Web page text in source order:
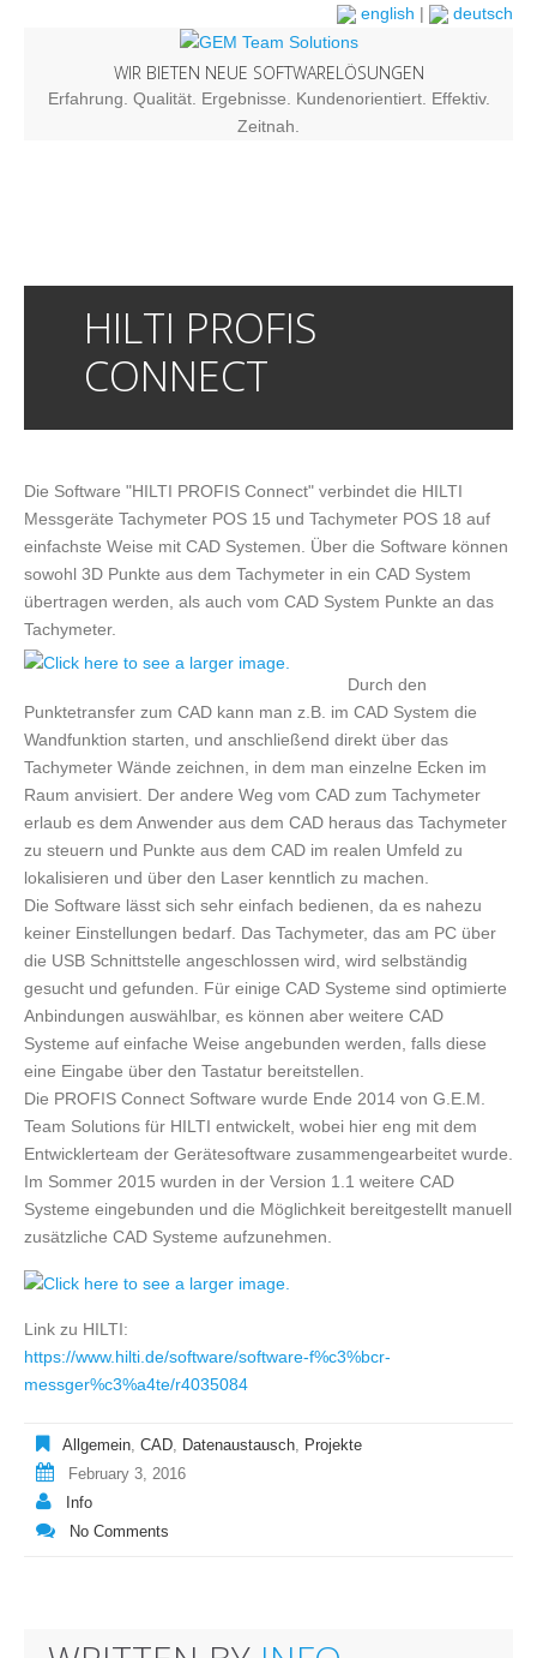
english | deutsch
WIR BIETEN NEUE SOFTWARELÖSUNGEN
Erfahrung. Qualität. Ergebnisse. Kundenorientiert. Effektiv.
Zeitnah.
HILTI PROFIS
CONNECT
Die Software "HILTI PROFIS Connect" verbindet die HILTI
Messgeräte Tachymeter POS 15 und Tachymeter POS 18 auf
einfachste Weise mit CAD Systemen. Über die Software können
sowohl 3D Punkte aus dem Tachymeter in ein CAD System
übertragen werden, als auch vom CAD System Punkte an das
Tachymeter.
Durch den
Punktetransfer zum CAD kann man z.B. im CAD System die
Wandfunktion starten, und anschließend direkt über das
Tachymeter Wände zeichnen, in dem man einzelne Ecken im
Raum anvisiert. Der andere Weg vom CAD zum Tachymeter
erlaub es dem Anwender aus dem CAD heraus das Tachymeter
zu steuern und Punkte aus dem CAD im realen Umfeld zu
lokalisieren und über den Laser kenntlich zu machen.
Die Software lässt sich sehr einfach bedienen, da es nahezu
keiner Einstellungen bedarf. Das Tachymeter, das am PC über
die USB Schnittstelle angeschlossen wird, wird selbständig
gesucht und gefunden. Für einige CAD Systeme sind optimierte
Anbindungen auswählbar, es können aber weitere CAD
Systeme auf einfache Weise angebunden werden, falls diese
eine Eingabe über den Tastatur bereitstellen.
Die PROFIS Connect Software wurde Ende 2014 von G.E.M.
Team Solutions für HILTI entwickelt, wobei hier eng mit dem
Entwicklerteam der Gerätesoftware zusammengearbeitet wurde.
Im Sommer 2015 wurden in der Version 1.1 weitere CAD
Systeme eingebunden und die Möglichkeit bereitgestellt manuell
zusätzliche CAD Systeme aufzunehmen.
Link zu HILTI:
https://www.hilti.de/software/software-f%c3%bcr-
messger%c3%a4te/r4035084
Allgemein, CAD, Datenaustausch, Projekte
February 3, 2016
Info
No Comments